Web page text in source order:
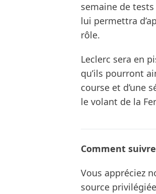
semaine de tests
lui permettra
rôle.
Leclerc sera en
qu’ils pourront
course et d’une
le volant de la
Comment
Vous appréciez
source